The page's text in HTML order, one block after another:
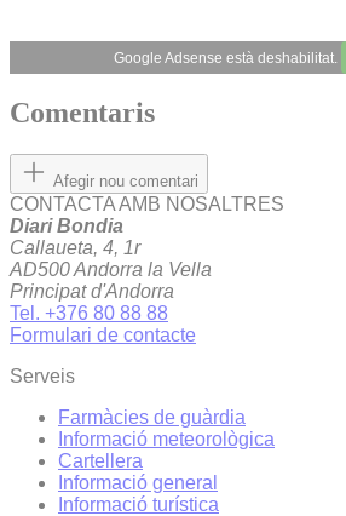
Google Adsense està deshabilitat.
Comentaris
Afegir nou comentari
CONTACTA AMB NOSALTRES
Diari Bondia
Callaueta, 4, 1r
AD500 Andorra la Vella
Principat d'Andorra
Tel. +376 80 88 88
Formulari de contacte
Serveis
Farmàcies de guàrdia
Informació meteorològica
Cartellera
Informació general
Informació turística